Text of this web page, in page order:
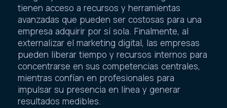
tienen acceso a recursos y herramientas
avanzadas que pueden ser costosas para una
empresa adquirir por sí sola. Finalmente, al
externalizar el marketing digital, las empresas
pueden liberar tiempo y recursos internos para
concentrarse en sus competencias centrales,
mientras confían en profesionales para
impulsar su presencia en línea y generar
resultados medibles.